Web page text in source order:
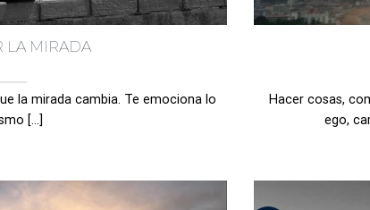
LA MIRADA
la mirada cambia. Te emociona lo
[...]
Hacer cosas,
ego,